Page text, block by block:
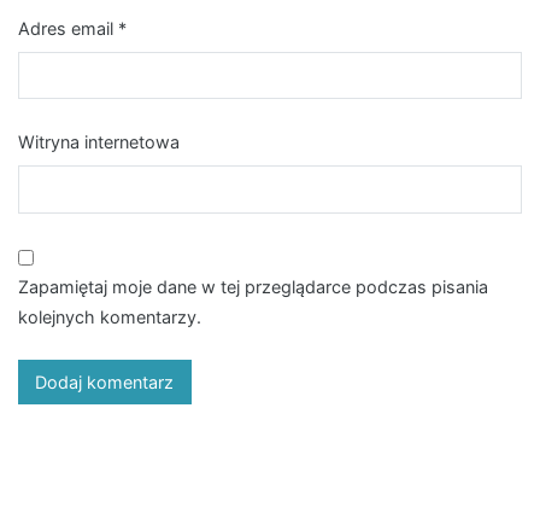
Adres email *
Witryna internetowa
Zapamiętaj moje dane w tej przeglądarce podczas pisania
kolejnych komentarzy.